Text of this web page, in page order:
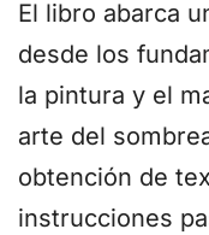
El libro abarca
desde los
la pintura y el
arte del
obtención de
instrucciones